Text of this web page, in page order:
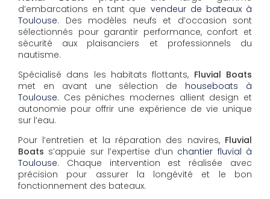
d’embarcations en tant que vendeur de bateaux à
Toulouse. Des modèles neufs et d’occasion sont
sélectionnés pour garantir performance, confort et
sécurité aux plaisanciers et professionnels du
nautisme.
Spécialisé dans les habitats flottants, Fluvial Boats
met en avant une sélection de houseboats à
Toulouse. Ces péniches modernes allient design et
autonomie pour offrir une expérience de vie unique
sur l’eau.
Pour l’entretien et la réparation des navires, Fluvial
Boats s’appuie sur l’expertise d’un chantier fluvial à
Toulouse. Chaque intervention est réalisée avec
précision pour assurer la longévité et le bon
fonctionnement des bateaux.